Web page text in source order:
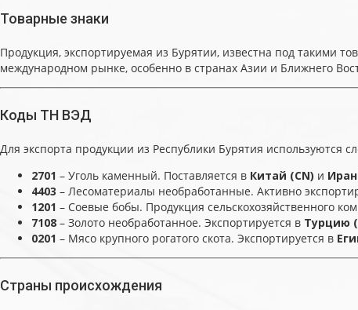
Товарные знаки
Продукция, экспортируемая из Бурятии, известна под такими
международном рынке, особенно в странах Азии и Ближнего
Коды ТН ВЭД
Для экспорта продукции из Республики Бурятия используются
2701 – Уголь каменный. Поставляется в Китай (CN) и Иран
4403 – Лесоматериалы необработанные. Активно
1201 – Соевые бобы. Продукция сельскохозяйственного
7108 – Золото необработанное. Экспортируется в Турцию
0201 – Мясо крупного рогатого скота. Экспортируется в
Страны происхождения